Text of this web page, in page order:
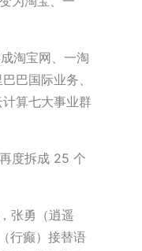
淘宝网、一淘
巴国际业务、
算七大事业群
度拆成 25 个
张勇（逍遥
行癫）接替语